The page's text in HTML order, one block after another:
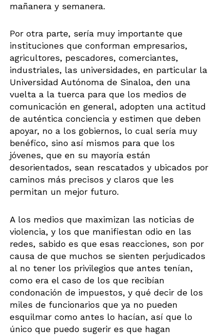
mañanera y semanera.
Por otra parte, sería muy importante que
instituciones que conforman empresarios,
agricultores, pescadores, comerciantes,
industriales, las universidades, en particular la
Universidad Autónoma de Sinaloa, den una
vuelta a la tuerca para que los medios de
comunicación en general, adopten una actitud
de auténtica conciencia y estimen que deben
apoyar, no a los gobiernos, lo cual sería muy
benéfico, sino así mismos para que los
jóvenes, que en su mayoría están
desorientados, sean rescatados y ubicados por
caminos más precisos y claros que les
permitan un mejor futuro.
A los medios que maximizan las noticias de
violencia, y los que manifiestan odio en las
redes, sabido es que esas reacciones, son por
causa de que muchos se sienten perjudicados
al no tener los privilegios que antes tenían,
como era el caso de los que recibían
condonación de impuestos, y qué decir de los
miles de funcionarios que ya no pueden
esquilmar como antes lo hacían, así que lo
único que puedo sugerir es que hagan